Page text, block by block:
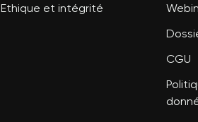
Ethique et intégrité
CGU